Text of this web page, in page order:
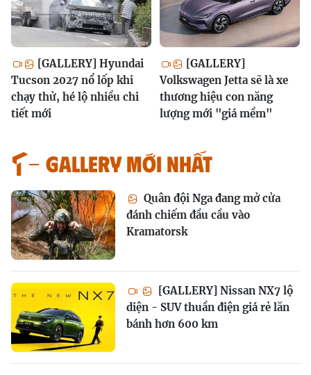
[GALLERY] Hyundai
Tucson 2027 nổ lốp khi
chạy thử, hé lộ nhiều chi
tiết mới
[GALLERY]
Volkswagen Jetta sẽ là xe
thương hiệu con năng
lượng mới "giá mềm"
GALLERY MỚI NHẤT
Quân đội Nga đang mở cửa
đánh chiếm đầu cầu vào
Kramatorsk
[GALLERY] Nissan NX7 lộ
diện - SUV thuần điện giá rẻ lăn
bánh hơn 600 km